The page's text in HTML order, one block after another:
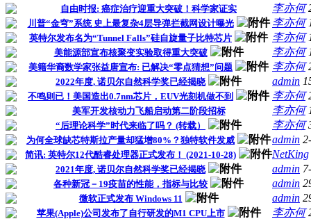
自由时报: 癌症治疗迎重大突破！科学家证实 李亦何
川普“金穹”系统 史上最复杂4层导弹拦截网设计曝光 李亦何
英特尔发布名为“Tunnel Falls”硅自旋量子比特芯片 李亦何
美能源部宣布核聚变实验取得重大突破 李亦何
美籍华裔数学家张益唐宣布: 已解决“零点猜想”问题 李亦何
2022年度, 诺贝尔自然科学奖已经揭晓 admin
不鸣则已！美国造出0.7nm芯片，EUV光刻机做不到 李亦何
美军开发核动力飞船启动第二阶段招标 李亦何
“后理论科学”时代来临了吗？ (转载） 李亦何
为何全球缺芯特斯拉产量却猛增80%？独特软件发威 admin
简讯: 英特尔12代酷睿处理器正式发布！ (2021-10-28) NetKing
2021年度, 诺贝尔自然科学奖已经揭晓 admin
各种新冠－19疫苗的性能，指标与比较 admin
微软正式发布 Windows 11 admin
苹果(Apple)公司发布了自行研发的M1 CPU上市 李亦何